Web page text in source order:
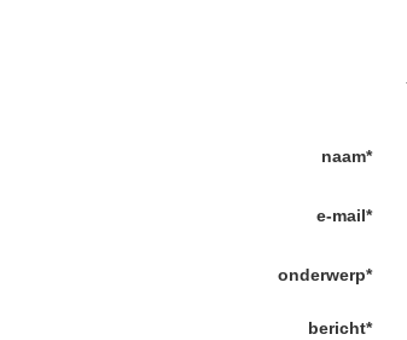
naam*
e-mail*
onderwerp*
bericht*